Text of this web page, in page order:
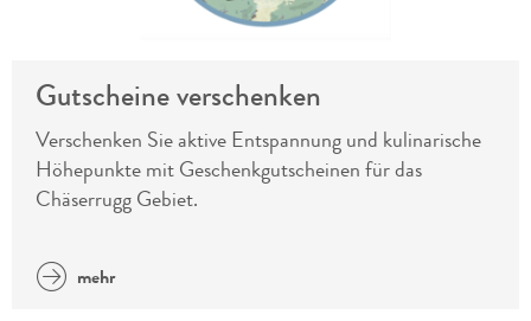
Gutscheine verschenken
Verschenken Sie aktive Entspannung und kulinarische
Höhepunkte mit Geschenkgutscheinen für das
Chäserrugg Gebiet.
mehr